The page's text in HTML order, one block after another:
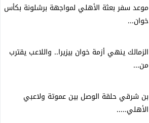
موعد سفر بعثة الأهلي لمواجهة برشلونة بكأس
خوان...
الزمالك ينهي أزمة خوان بيزيرا.. واللاعب يقترب
من...
بن شرقي حلقة الوصل بين عموتة ولاعبي
الأهلي.....